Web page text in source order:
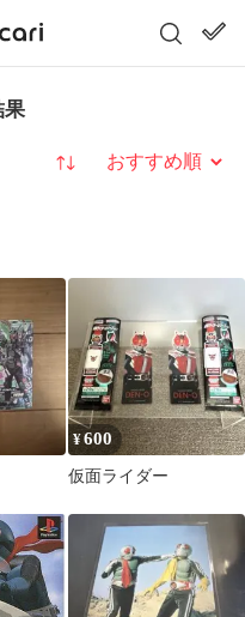
果
並び替え
¥600
仮面ライダー